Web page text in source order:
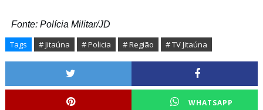
Fonte: Polícia Militar/JD
Tags # Jitaúna # Policia # Região # TV Jitaúna
WHATSAPP